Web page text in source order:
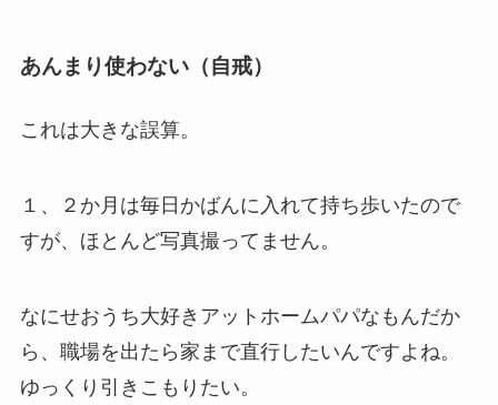
あんまり使わない（自戒）
これは大きな誤算。
１、２か月は毎日かばんに入れて持ち歩いたので
すが、ほとんど写真撮ってません。
なにせおうち大好きアットホームパパなもんだか
ら、職場を出たら家まで直行したいんですよね。
ゆっくり引きこもりたい。